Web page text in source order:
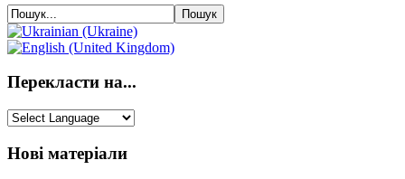
Перекласти на...
Нові матеріали